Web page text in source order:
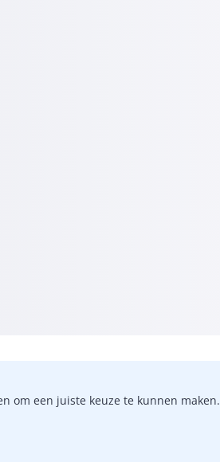
om een juiste keuze te kunnen maken.